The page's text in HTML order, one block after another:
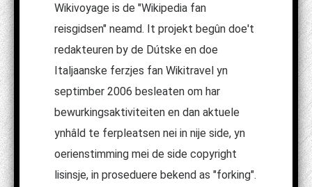
Wikivoyage is de "Wikipedia fan
reisgidsen" neamd. It projekt begûn doe't
redakteuren by de Dútske en doe
Italjaanske ferzjes fan Wikitravel yn
septimber 2006 besleaten om har
bewurkingsaktiviteiten en dan aktuele
ynhâld te ferpleatsen nei in nije side, yn
oerienstimming mei de side copyright
lisinsje, in proseduere bekend as "forking".